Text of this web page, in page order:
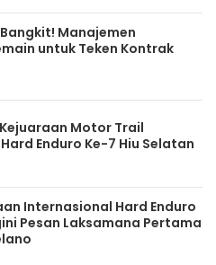
Manajemen
untuk Teken Kontrak
Kejuaraan Motor Trail
Enduro Ke-7 Hiu Selatan
Internasional Hard Enduro
Pesan Laksamana Pertama